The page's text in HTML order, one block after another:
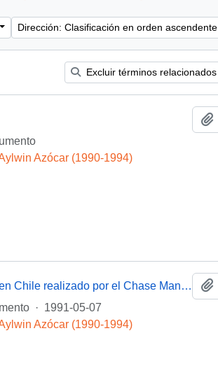
Dirección: Clasificación en orden ascendente
Excluir términos relacionados
Azócar (1990-1994)
[Lavado de dinero ( drogas ) en Chile realizado por el Chase Manhattan Bank N. A.]
· 1991-05-07
Azócar (1990-1994)